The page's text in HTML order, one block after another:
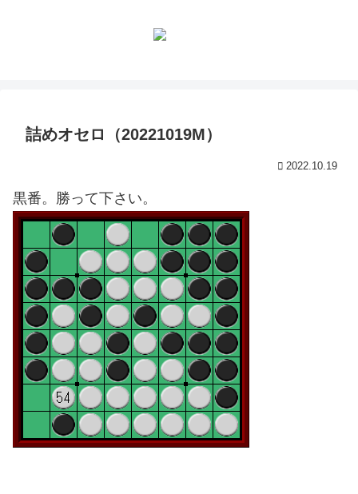
詰めオセロ（20221019M）
2022.10.19
黒番。勝って下さい。